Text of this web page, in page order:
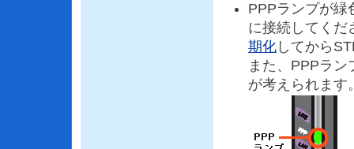
PPPランプが緑
に接続してくだ
期化 してから
また、PPPラ
が考えられます